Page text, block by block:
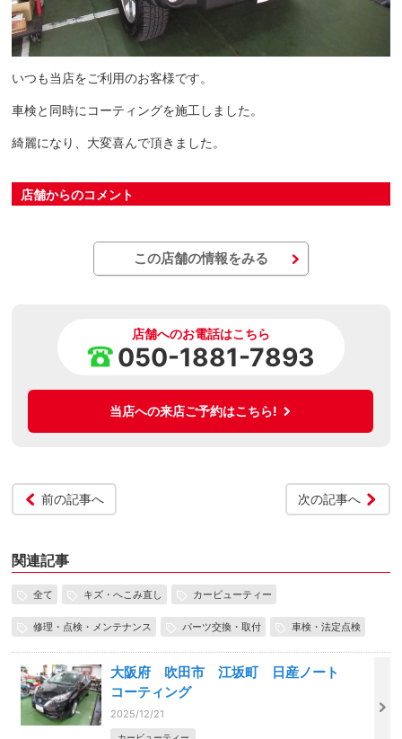
いつも当店をご利用のお客様です。
車検と同時にコーティングを施工しました。
綺麗になり、大変喜んで頂きました。
店舗からのコメント
この店舗の情報をみる
店舗へのお電話はこちら
050-1881-7893
当店への来店ご予約はこちら!
前の記事へ 次の記事へ
関連記事
全て キズ・へこみ直し カービューティー
修理・点検・メンテナンス パーツ交換・取付 車検・法定点検
大阪府 吹田市 江坂町 日産ノート
コーティング
2025/12/21